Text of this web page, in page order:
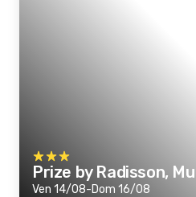
Prize by Radisson,
Ven 14/08-Dom 16/08